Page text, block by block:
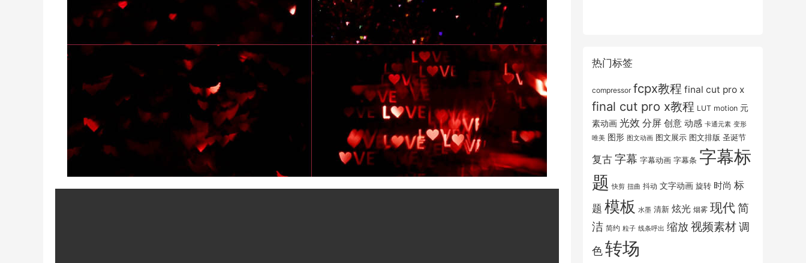
热门标签
compressor fcpx教程 final cut pro x
final cut pro x教程 LUT motion 元
素动画 光效 分屏 创意 动感 卡通元素 变形
唯美 图形 图文动画 图文展示 图文排版 圣诞节
复古 字幕 字幕动画 字幕条 字幕标
题 快剪 扭曲 抖动 文字动画 旋转 时尚 标
题 模板 水墨 清新 炫光 烟雾 现代简
洁 简约 粒子 线条呼出 缩放 视频素材调
色转场